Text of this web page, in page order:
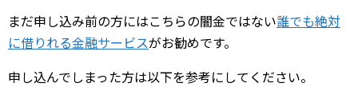
まだ申し込み前の方にはこちらの闇金ではない誰でも絶対
に借りれる金融サービスがお勧めです。
申し込んでしまった方は以下を参考にしてください。